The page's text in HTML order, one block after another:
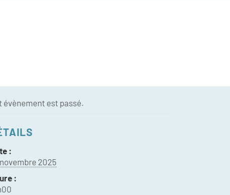
évènement est passé.
:
2025
: